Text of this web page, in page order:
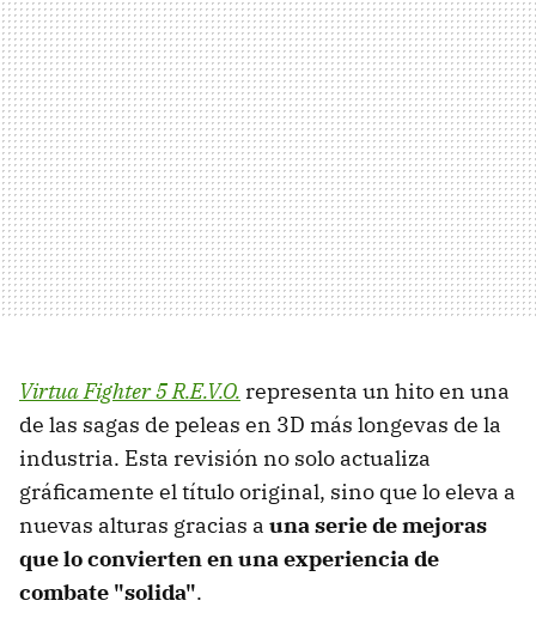
Virtua Fighter 5 R.E.V.O. representa un hito en una
de las sagas de peleas en 3D más longevas de la
industria. Esta revisión no solo actualiza
gráficamente el título original, sino que lo eleva a
nuevas alturas gracias a una serie de mejoras
que lo convierten en una experiencia de
combate "solida".